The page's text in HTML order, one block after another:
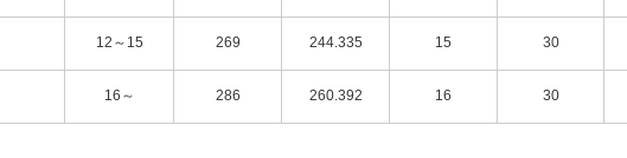
12～15 269 244.335 15 30
16～ 286 260.392 16 30